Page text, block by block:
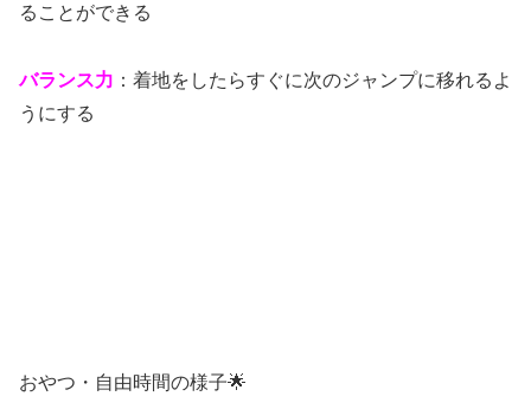
ることができる
バランス力 ：着地をしたらすぐに次のジャンプに移れるよ
うにする
おやつ・自由時間の様子🌟